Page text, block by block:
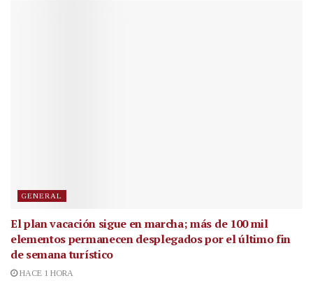
GENERAL
El plan vacación sigue en marcha; más de 100 mil
elementos permanecen desplegados por el último fin
de semana turístico
HACE 1 HORA